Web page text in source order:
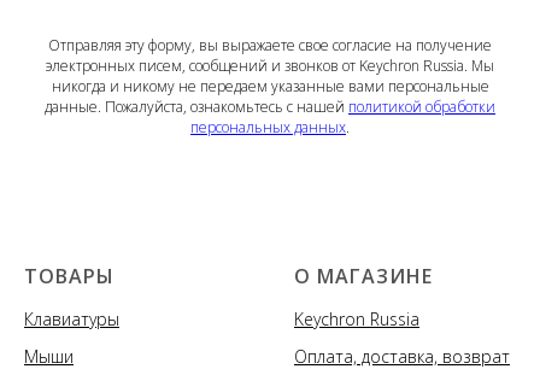
Отправляя эту форму, вы выражаете свое согласие на получение
электронных писем, сообщений и звонков от Keychron Russia. Мы
никогда и никому не передаем указанные вами персональные
данные. Пожалуйста, ознакомьтесь с нашей политикой обработки
персональных данных.
ТОВАРЫ
Клавиатуры
Мыши
О МАГАЗИНЕ
Keychron Russia
Оплата, доставка, возврат